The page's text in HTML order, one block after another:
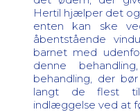
Hertil hjælper det
enten kan ske
åbentstående
barnet med
denne
behandling, der
langt de flest
indlæggelse ved at